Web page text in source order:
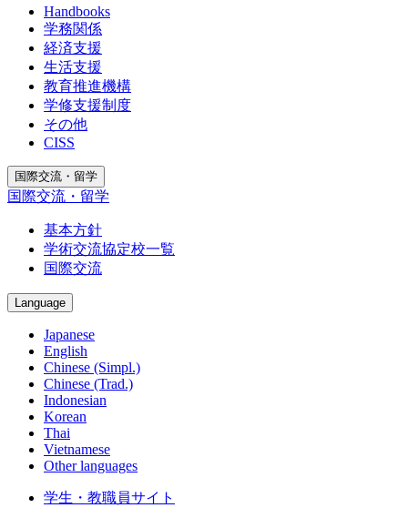
Handbooks
学務関係
経済支援
生活支援
教育推進機構
学修支援制度
その他
CISS
国際交流・留学
国際交流・留学
基本方針
学術交流協定校一覧
国際交流
Language
Japanese
English
Chinese (Simpl.)
Chinese (Trad.)
Indonesian
Korean
Thai
Vietnamese
Other languages
学生・教職員サイト